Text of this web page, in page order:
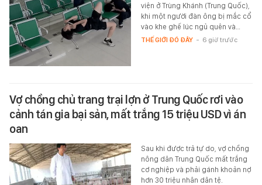
viện ở Trùng Khánh (Trung Quốc),
khi một người đàn ông bị mắc cổ
vào khe ghế lúc ngủ quên và…
THẾ GIỚI ĐÓ ĐÂY - 6 giờ trước
Vợ chồng chủ trang trại lợn ở Trung Quốc rơi vào
cảnh tán gia bại sản, mất trắng 15 triệu USD vì án
oan
Sau khi được trả tự do, vợ chồng
nông dân Trung Quốc mất trắng
cơ nghiệp và phải gánh khoản nợ
hơn 30 triệu nhân dân tệ.